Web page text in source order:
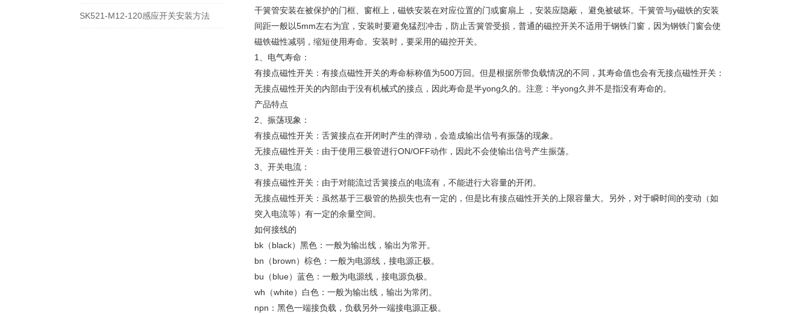
SK521-M12-120感应开关安装方法
干簧管安装在被保护的门框、窗框上，磁铁安装在对应位置的门或窗扇上 ，安装应隐蔽， 避免被破坏。干簧管与y磁铁的安装
间距一般以5mm左右为宜，安装时要避免猛烈冲击，防止舌簧管受损，普通的磁控开关不适用于钢铁门窗，因为钢铁门窗会使
磁铁磁性减弱，缩短使用寿命。安装时，要采用的磁控开关。
1、电气寿命：
有接点磁性开关：有接点磁性开关的寿命标称值为500万回。但是根据所带负载情况的不同，其寿命值也会有无接点磁性开关：
无接点磁性开关的内部由于没有机械式的接点，因此寿命是半yong久的。注意：半yong久并不是指没有寿命的。
产品特点
2、振荡现象：
有接点磁性开关：舌簧接点在开闭时产生的弹动，会造成输出信号有振荡的现象。
无接点磁性开关：由于使用三极管进行ON/OFF动作，因此不会使输出信号产生振荡。
3、开关电流：
有接点磁性开关：由于对能流过舌簧接点的电流有，不能进行大容量的开闭。
无接点磁性开关：虽然基于三极管的热损失也有一定的，但是比有接点磁性开关的上限容量大。另外，对于瞬时间的变动（如
突入电流等）有一定的余量空间。
如何接线的
bk（black）黑色：一般为输出线，输出为常开。
bn（brown）棕色：一般为电源线，接电源正极。
bu（blue）蓝色：一般为电源线，接电源负极。
wh（white）白色：一般为输出线，输出为常闭。
npn：黑色一端接负载，负载另外一端接电源正极。